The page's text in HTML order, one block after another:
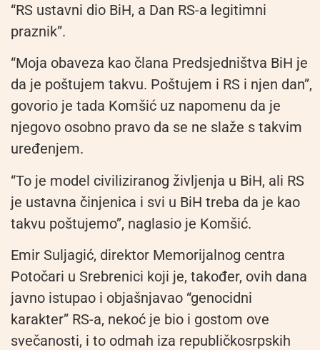
“RS ustavni dio BiH, a Dan RS-a legitimni
praznik”.
“Moja obaveza kao člana Predsjedništva BiH je
da je poštujem takvu. Poštujem i RS i njen dan”,
govorio je tada Komšić uz napomenu da je
njegovo osobno pravo da se ne slaže s takvim
uređenjem.
“To je model civiliziranog življenja u BiH, ali RS
je ustavna činjenica i svi u BiH treba da je kao
takvu poštujemo”, naglasio je Komšić.
Emir Suljagić, direktor Memorijalnog centra
Potočari u Srebrenici koji je, također, ovih dana
javno istupao i objašnjavao “genocidni
karakter” RS-a, nekoć je bio i gostom ove
svečanosti, i to odmah iza republičkosrpskih